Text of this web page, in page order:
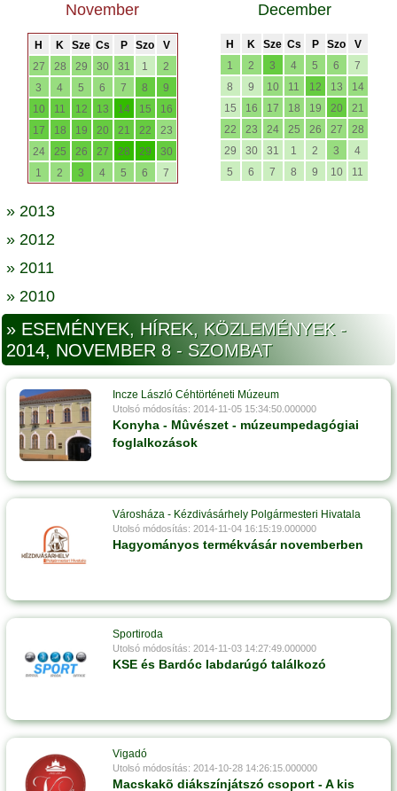
November
H K Sze Cs P Szo
V
27
28 29 30 31 1
2
3
4 5 6 7 8
9
10
11 12 13 14 15
16
17
18 19 20 21 22
23
24
25 26 27 28 29
30
1
2 3 4 5 6 7
December
H K Sze Cs P Szo
V
1
2 3 4 5 6
7
8
9 10 11 12 13
14
15
16 17 18 19 20
21
22
23 24 25 26 27
28
29
30 31 1 2 3
4
5
6 7 8 9 10 11
» 2013
» 2012
» 2011
» 2010
» ESEMÉNYEK, HÍREK, KÖZLEMÉNYEK -
2014, NOVEMBER 8 - SZOMBAT
Incze László Céhtörténeti Múzeum
Utolsó módosítás: 2014-11-05 15:34:50.000000
Konyha - Mûvészet - múzeumpedagógiai
foglalkozások
Városháza - Kézdivásárhely Polgármesteri Hivatala
Utolsó módosítás: 2014-11-04 16:15:19.000000
Hagyományos termékvásár novemberben
Sportiroda
Utolsó módosítás: 2014-11-03 14:27:49.000000
KSE és Bardóc labdarúgó találkozó
Vigadó
Utolsó módosítás: 2014-10-28 14:26:15.000000
Macskakõ diákszínjátszó csoport - A kis